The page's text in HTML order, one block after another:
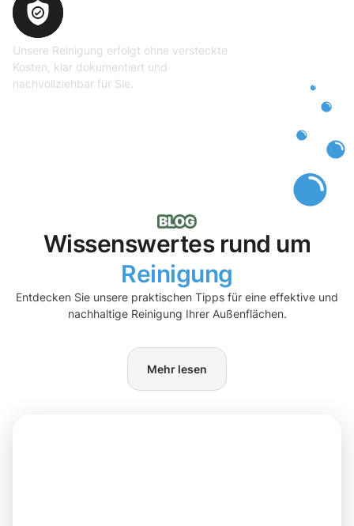
Unsere Reinigung erfolgt ohne versteckte
Kosten, klar dokumentiert und
nachvollziehbar für Sie.
Wissenswertes rund um
Reinigung
Entdecken Sie unsere praktischen Tipps für eine effektive und
nachhaltige Reinigung Ihrer Außenflächen.
Mehr lesen